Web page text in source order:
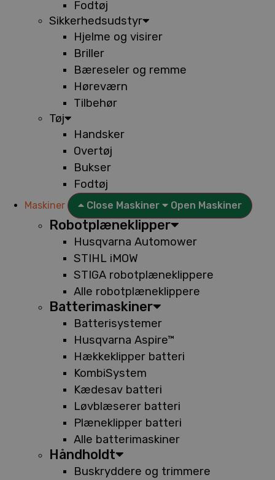
Fodtøj
Sikkerhedsudstyr
Hjelme og visirer
Briller
Bæreseler og remme
Høreværn
Tilbehør
Tøj
Handsker
Overtøj
Bukser
Fodtøj
Maskiner Close Maskiner Open Maskiner
Robotplæneklipper
Husqvarna Automower
STIHL iMOW
STIGA robotplæneklippere
Alle robotplæneklippere
Batterimaskiner
Batterisystemer
Husqvarna Aspire™
Hækkeklipper batteri
KombiSystem
Kædesav batteri
Løvblæserer batteri
Plæneklipper batteri
Alle batterimaskiner
Håndholdt
Buskryddere og trimmere